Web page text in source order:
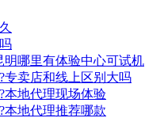
明哪里有体验中心可试机
专卖店和线上区别大吗
本地代理现场体验
本地代理推荐哪款